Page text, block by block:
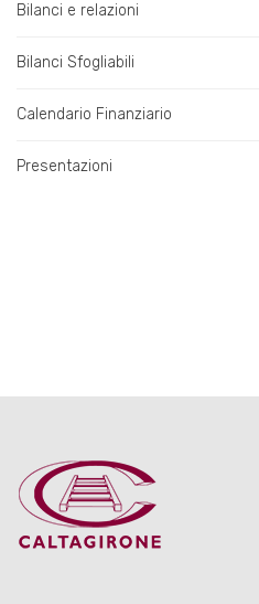
Bilanci e relazioni
Bilanci Sfogliabili
Calendario Finanziario
Presentazioni